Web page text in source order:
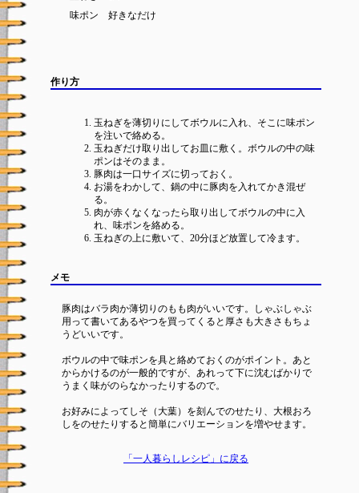
味ポン 好きなだけ
作り方
玉ねぎを薄切りにしてボウルに入れ、そこに味ポン
を注いで絡める。
玉ねぎだけ取り出してお皿に敷く。ボウルの中の味
ポンはそのまま。
豚肉は一口サイズに切っておく。
お湯をわかして、鍋の中に豚肉を入れてかき混ぜ
る。
肉が赤くなくなったら取り出してボウルの中に入
れ、味ポンを絡める。
玉ねぎの上に敷いて、20分ほど放置して冷ます。
メモ
豚肉はバラ肉か薄切りのもも肉がいいです。しゃぶしゃぶ
用って書いてあるやつを買ってくると厚さも大きさもちょ
うどいいです。
ボウルの中で味ポンを具と絡めておくのがポイント。あと
からかけるのが一般的ですが、あれって下に沈むばかりで
うまく味がのらなかったりするので。
お好みによってしそ（大葉）を刻んでのせたり、大根おろ
しをのせたりすると簡単にバリエーションを増やせます。
「一人暮らしレシピ」に戻る